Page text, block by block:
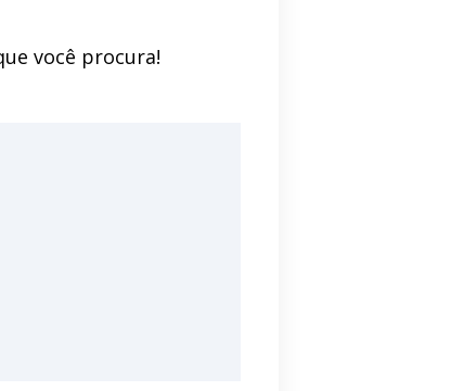
você procura!